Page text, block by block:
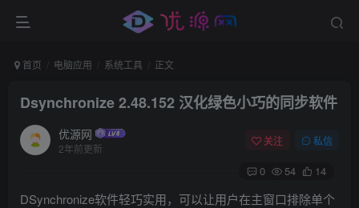
首页 电脑应用 系统工具 正文
Dsynchronize 2.48.152 汉化绿色小巧的同步软件
优源网
2年前更新
关注 私信
0 54 14
DSynchronize软件轻巧实用，可以让用户在主窗口排除单个